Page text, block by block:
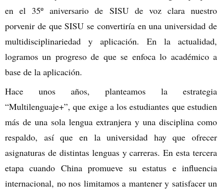
en el 35º aniversario de SISU de voz clara nuestro
porvenir de que SISU se convertiría en una universidad de
multidisciplinariedad y aplicación. En la actualidad,
logramos un progreso de que se enfoca lo académico a
base de la aplicación.
Hace unos años, planteamos la estrategia
“Multilenguaje+”, que exige a los estudiantes que estudien
más de una sola lengua extranjera y una disciplina como
respaldo, así que en la universidad hay que ofrecer
asignaturas de distintas lenguas y carreras. En esta tercera
etapa cuando China promueve su estatus e influencia
internacional, no nos limitamos a mantener y satisfacer un